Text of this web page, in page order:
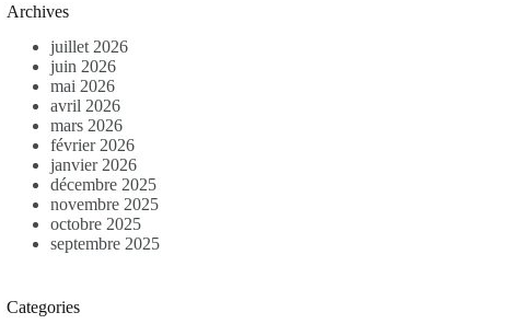
Archives
juillet 2026
juin 2026
mai 2026
avril 2026
mars 2026
février 2026
janvier 2026
décembre 2025
novembre 2025
octobre 2025
septembre 2025
Categories